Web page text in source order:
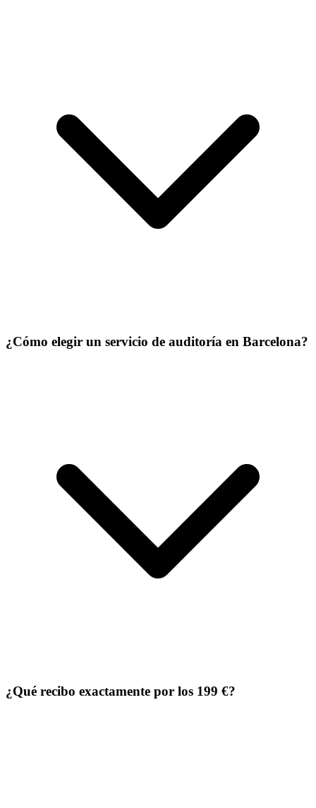
¿Cómo elegir un servicio de auditoría en Barcelona?
¿Qué recibo exactamente por los 199 €?